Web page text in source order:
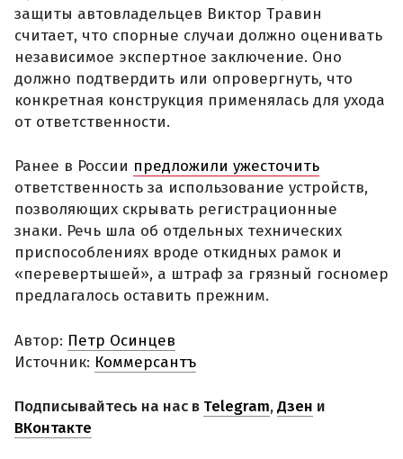
защиты автовладельцев Виктор Травин
считает, что спорные случаи должно оценивать
независимое экспертное заключение. Оно
должно подтвердить или опровергнуть, что
конкретная конструкция применялась для ухода
от ответственности.
Ранее в России предложили ужесточить
ответственность за использование устройств,
позволяющих скрывать регистрационные
знаки. Речь шла об отдельных технических
приспособлениях вроде откидных рамок и
«перевертышей», а штраф за грязный госномер
предлагалось оставить прежним.
Автор: Петр Осинцев
Источник: Коммерсантъ
Подписывайтесь на нас в Telegram,Дзен и
ВКонтакте